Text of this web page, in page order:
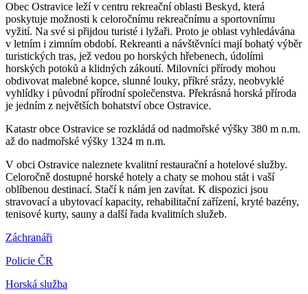
Obec Ostravice leží v centru rekreační oblasti Beskyd, která
poskytuje možnosti k celoročnímu rekreačnímu a sportovnímu
vyžití. Na své si přijdou turisté i lyžaři. Proto je oblast vyhledávána
v letním i zimním období. Rekreanti a návštěvníci mají bohatý výběr
turistických tras, jež vedou po horských hřebenech, údolími
horských potoků a klidných zákoutí. Milovníci přírody mohou
obdivovat malebné kopce, slunné louky, příkré srázy, neobvyklé
vyhlídky i původní přírodní společenstva. Překrásná horská příroda
je jedním z největších bohatství obce Ostravice.
Katastr obce Ostravice se rozkládá od nadmořské výšky 380 m n.m.
až do nadmořské výšky 1324 m n.m.
V obci Ostravice naleznete kvalitní restaurační a hotelové služby.
Celoročně dostupné horské hotely a chaty se mohou stát i vaší
oblíbenou destinací. Stačí k nám jen zavítat. K dispozici jsou
stravovací a ubytovací kapacity, rehabilitační zařízení, kryté bazény,
tenisové kurty, sauny a další řada kvalitních služeb.
Záchranáři
Policie ČR
Horská služba